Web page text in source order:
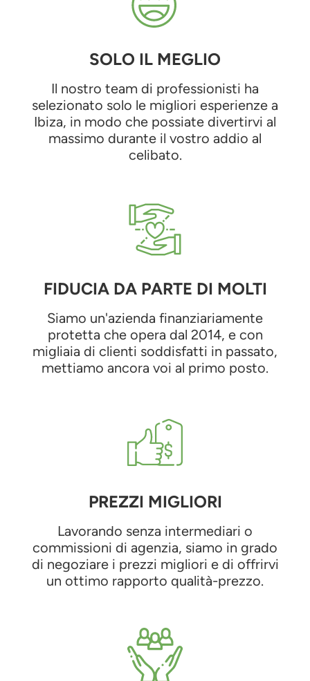
SOLO IL MEGLIO
Il nostro team di professionisti ha
selezionato solo le migliori esperienze a
Ibiza, in modo che possiate divertirvi al
massimo durante il vostro addio al
celibato.
FIDUCIA DA PARTE DI MOLTI
Siamo un'azienda finanziariamente
protetta che opera dal 2014, e con
migliaia di clienti soddisfatti in passato,
mettiamo ancora voi al primo posto.
PREZZI MIGLIORI
Lavorando senza intermediari o
commissioni di agenzia, siamo in grado
di negoziare i prezzi migliori e di offrirvi
un ottimo rapporto qualità-prezzo.